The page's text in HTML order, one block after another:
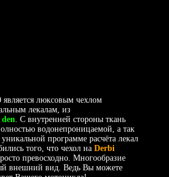
люксовым чехлом
лекалам, из
den. С внутренней стороны ткань
водонепроницаемой, а так
программе расчёта лекал
того, что чехол на Derbi
превосходно. Многообразие
внешний вид. Ведь Вы можете